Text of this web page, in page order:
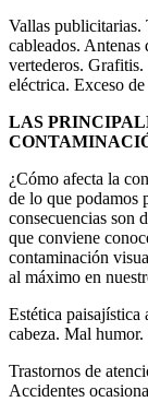
Vallas publicitarias.
cableados. Antenas
vertederos.
eléctrica. Exceso
LAS
¿Cómo afecta la
de lo que podamos
consecuencias son
que conviene
contaminación
al máximo en
Estética
cabeza. Mal humor.
Trastornos de
Accidentes